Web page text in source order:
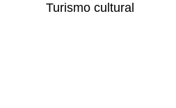
Turismo cultural